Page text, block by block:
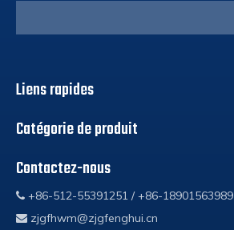
Liens rapides
Catégorie de produit
Contactez-nous
 +86-512-55391251 / +86-18901563989
 zjgfhwm@zjgfenghui.cn